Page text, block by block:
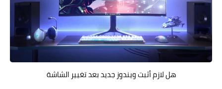
هل لازم أثبت ويندوز جديد بعد تغيير الشاشة